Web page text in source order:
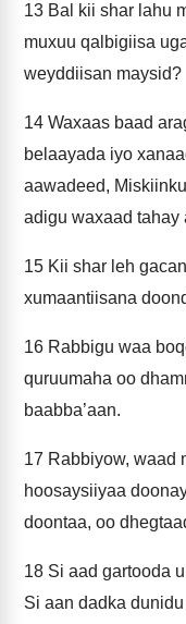
13 Bal kii shar lahu
muxuu qalbigiisa
weyddiisan maysid?
14 Waxaas baad
belaayada iyo
aawadeed,
adigu waxaad tahay
15 Kii shar leh
xumaantiisana
16 Rabbigu waa
quruumaha oo
baabba’aan.
17 Rabbiyow, waad
hoosaysiiyaa
doontaa, oo
18 Si aad gartooda
Si aan dadka